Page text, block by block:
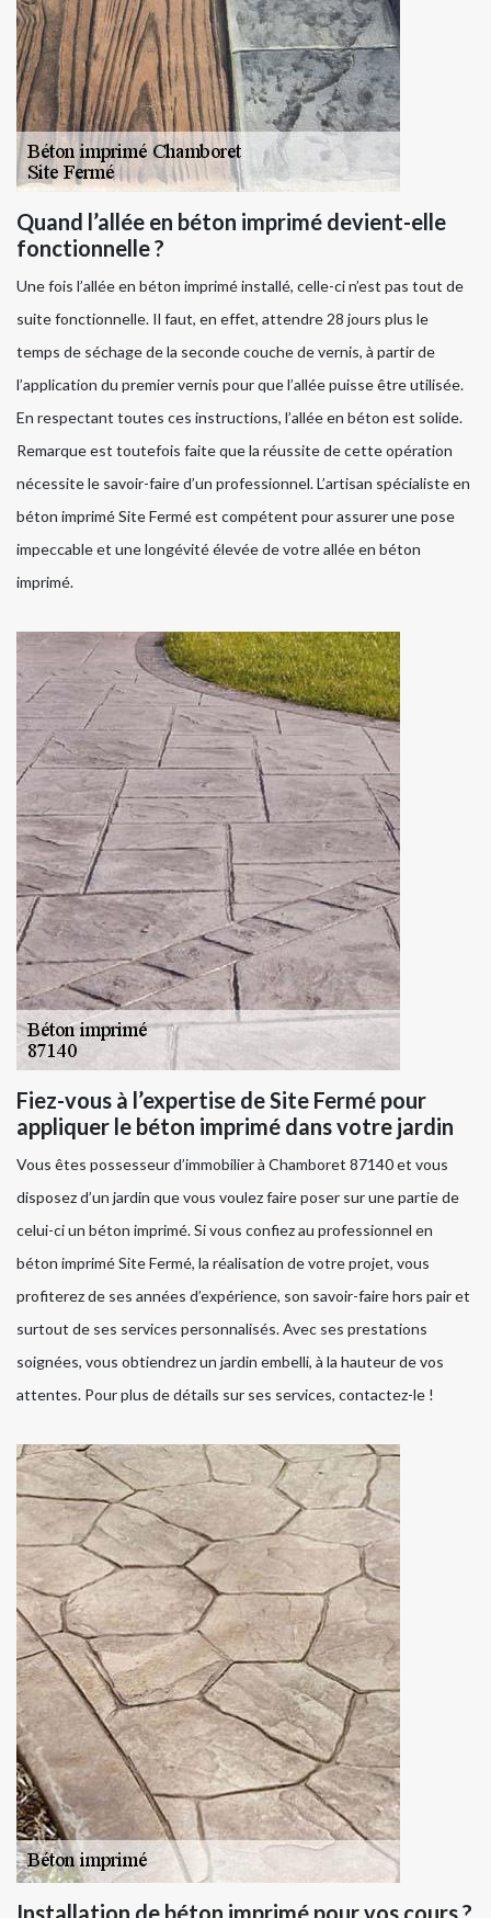
Quand l’allée en béton imprimé devient-elle
fonctionnelle ?
Une fois l’allée en béton imprimé installé, celle-ci n’est pas tout de
suite fonctionnelle. Il faut, en effet, attendre 28 jours plus le
temps de séchage de la seconde couche de vernis, à partir de
l’application du premier vernis pour que l’allée puisse être utilisée.
En respectant toutes ces instructions, l’allée en béton est solide.
Remarque est toutefois faite que la réussite de cette opération
nécessite le savoir-faire d’un professionnel. L’artisan spécialiste en
béton imprimé Site Fermé est compétent pour assurer une pose
impeccable et une longévité élevée de votre allée en béton
imprimé.
Fiez-vous à l’expertise de Site Fermé pour
appliquer le béton imprimé dans votre jardin
Vous êtes possesseur d’immobilier à Chamboret 87140 et vous
disposez d’un jardin que vous voulez faire poser sur une partie de
celui-ci un béton imprimé. Si vous confiez au professionnel en
béton imprimé Site Fermé, la réalisation de votre projet, vous
profiterez de ses années d’expérience, son savoir-faire hors pair et
surtout de ses services personnalisés. Avec ses prestations
soignées, vous obtiendrez un jardin embelli, à la hauteur de vos
attentes. Pour plus de détails sur ses services, contactez-le !